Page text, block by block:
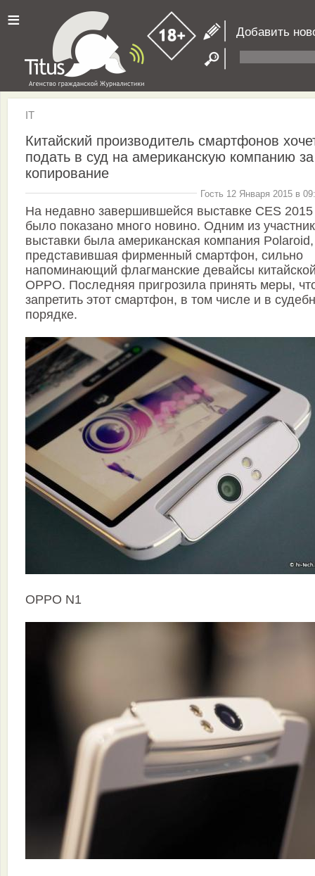
≡ Добавить
IT
Китайский производитель смартфонов
подать в суд на американскую компанию за
копирование
Гость 12 Января 2015 в
На недавно завершившейся выставке CES 2015
было показано много новино. Одним из
выставки была американская компания Polaroid,
представившая фирменный смартфон, сильно
напоминающий флагманские девайсы
OPPO. Последняя пригрозила принять меры,
запретить этот смартфон, в том числе и в
порядке.
OPPO N1